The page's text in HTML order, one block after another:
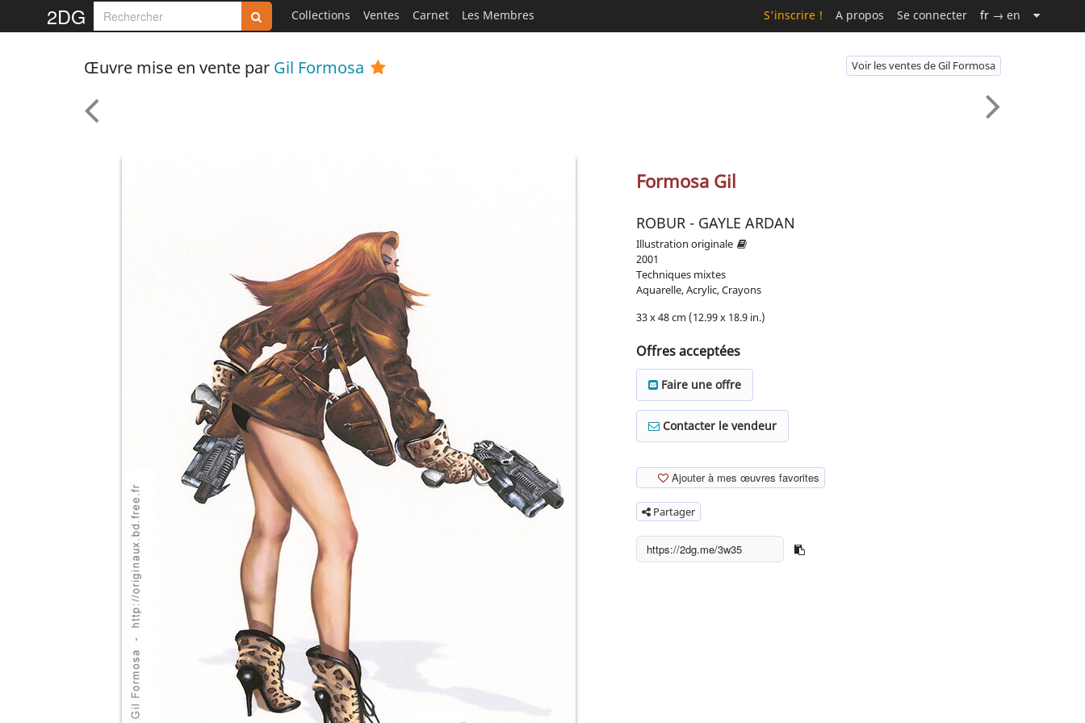
2DG Collections Ventes Carnet Les Membres S'inscrire ! A propos Se connecter fr → en
Œuvre mise en vente par Gil Formosa Voir les ventes de Gil Formosa
Formosa Gil
ROBUR - GAYLE ARDAN
Illustration originale
2001
Techniques mixtes
Aquarelle, Acrylic, Crayons
33 x 48 cm (12.99 x 18.9 in.)
Offres acceptées
Faire une offre
Contacter le vendeur
Ajouter à mes œuvres favorites
Partager